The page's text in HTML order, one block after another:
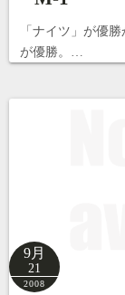
「ナイツ」が優
が優勝。…
9月
21
2008